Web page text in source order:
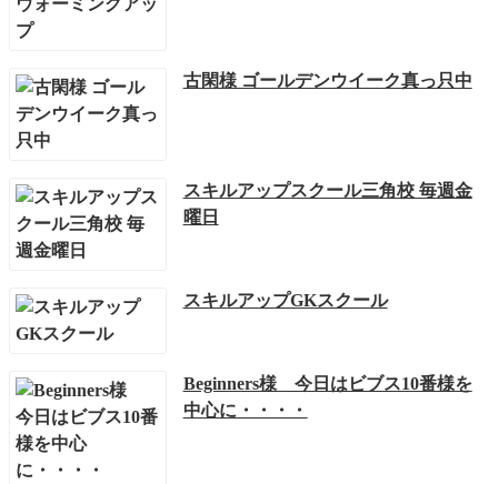
古閑様 ゴールデンウイーク真っ只中
スキルアップスクール三角校 毎週金
曜日
スキルアップGKスクール
Beginners様 今日はビブス10番様を
中心に・・・・